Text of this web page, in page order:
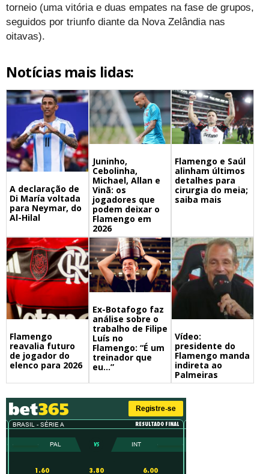
torneio (uma vitória e duas empates na fase de grupos,
seguidos por triunfo diante da Nova Zelândia nas
oitavas).
Notícias mais lidas:
A declaração de
Di María voltada
para Neymar, do
Al-Hilal
Juninho,
Cebolinha,
Michael, Allan e
Vinã: os
jogadores que
podem deixar o
Flamengo em
2026
Flamengo e Saúl
alinham últimos
detalhes para
cirurgia do meia;
saiba mais
Flamengo
reavalia futuro
de jogador do
elenco para 2026
Ex-Botafogo faz
análise sobre o
trabalho de Filipe
Luís no
Flamengo: “É um
treinador que
eu…”
Vídeo:
presidente do
Flamengo manda
indireta ao
Palmeiras